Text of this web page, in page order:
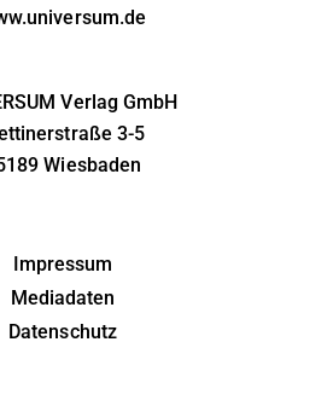
Verlag GmbH
3-5
Wiesbaden
Impressum
Mediadaten
Datenschutz